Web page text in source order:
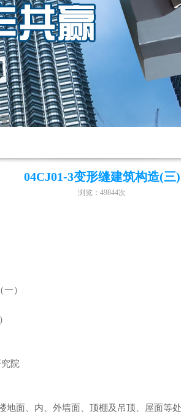
04CJ01-3变形缝建筑构造(三)
浏览： 49844次
）
院
地面、内、外墙面、顶棚及吊顶、屋面等